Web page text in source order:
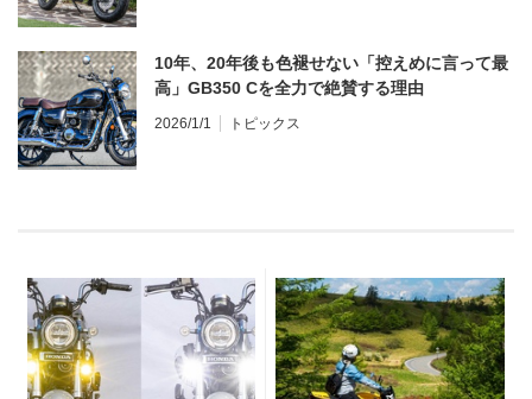
10年、20年後も色褪せない「控えめに言って最
高」GB350 Cを全力で絶賛する理由
2026/1/1 トピックス